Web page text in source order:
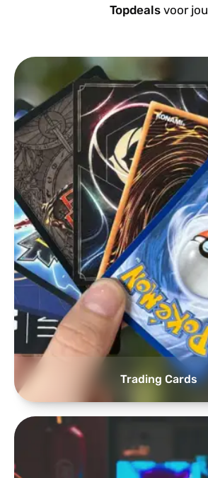
Topdeals voor jou
Trading Cards
Trading Cards
Games, Consoles & Toebehoren